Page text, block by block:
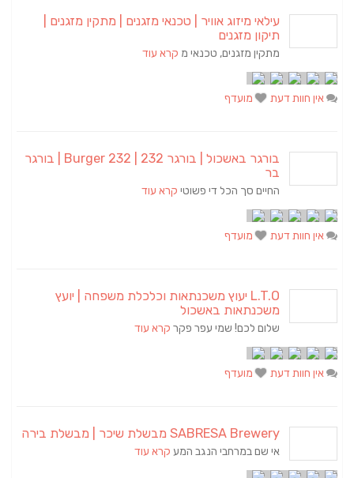
עילאי מיזוג אוויר | טכנאי מזגנים | מתקין מזגנים |
תיקון מזגנים
מתקין מזגנים, טכנאי מ קרא עוד
אין חוות דעת מועדף
בורגר באשכול | בורגר 232 | Burger 232 | בורגר
בר
החיים סך הכל די פשוטי קרא עוד
אין חוות דעת מועדף
L.T.O יעוץ משכנתאות וכלכלת משפחה | יועץ
משכנתאות באשכול
שלום לכם! שמי עפר פקר קרא עוד
אין חוות דעת מועדף
SABRESA Brewery מבשלת שיכר | מבשלת בירה
אי שם במרחבי הנגב המע קרא עוד